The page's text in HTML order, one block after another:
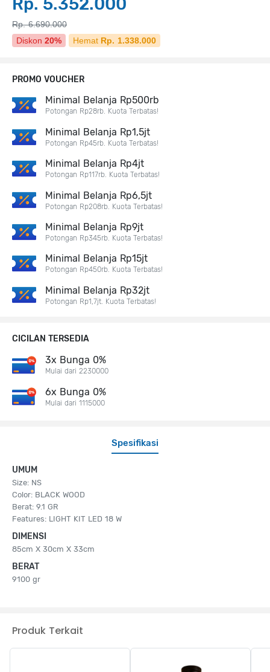
Rp. 6.690.000
Diskon 20% Hemat Rp. 1.338.000
Spesifikasi
UMUM
Size: NS
Color: BLACK WOOD
Berat: 9.1 GR
Features: LIGHT KIT LED 18 W
DIMENSI
85cm X 30cm X 33cm
BERAT
9100 gr
PROMO VOUCHER
Minimal Belanja Rp500rb
Potongan Rp28rb. Kuota Terbatas!
Minimal Belanja Rp1,5jt
Potongan Rp45rb. Kuota Terbatas!
Minimal Belanja Rp4jt
Potongan Rp117rb. Kuota Terbatas!
Minimal Belanja Rp6,5jt
Potongan Rp208rb. Kuota Terbatas!
Minimal Belanja Rp9jt
Potongan Rp345rb. Kuota Terbatas!
Minimal Belanja Rp15jt
Potongan Rp450rb. Kuota Terbatas!
Minimal Belanja Rp32jt
Potongan Rp1,7jt. Kuota Terbatas!
CICILAN TERSEDIA
3x Bunga 0%
Mulai dari 2230000
6x Bunga 0%
Mulai dari 1115000
Produk Terkait